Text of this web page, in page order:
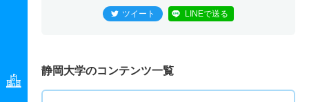
ツイート LINEで送る
静岡大学のコンテンツ一覧